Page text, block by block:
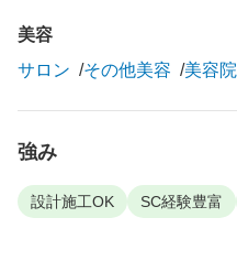
美容
サロン
その他美容 美容院
強み
設計施工OK SC経験豊富